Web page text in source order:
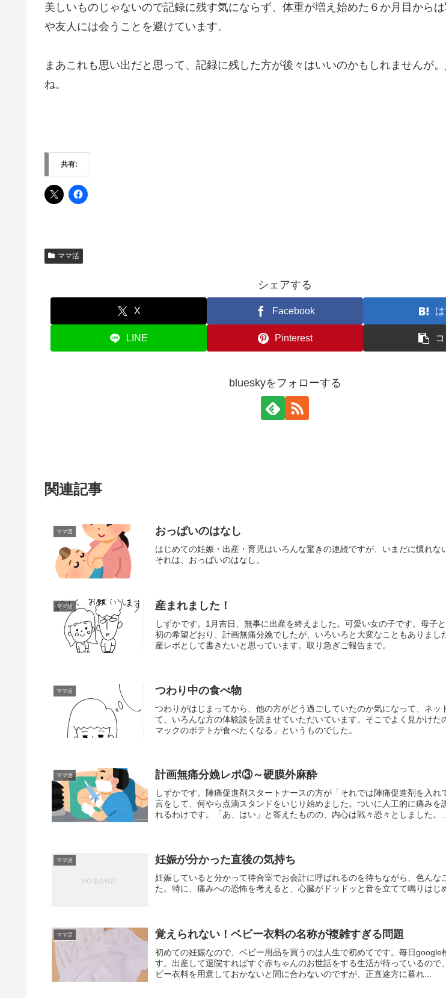
美しいものじゃないので記録に残す気にならず、体重が増え始めた６か月目から
や友人には会うことを避けています。
まあこれも思い出だと思って、記録に残した方が後々はいいのかもしれませんが
ね。
共有:
ママ活
シェアする
X Facebook
LINE Pinterest
blueskyをフォローする
関連記事
ママ活 おっぱいのはなし
はじめての妊娠・出産・育児はいろんな驚きの連続ですが、いまだに慣れな
それは、おっぱいのはなし。
ママ活 産まれました！
しずかです。1月吉日、無事に出産を終えました。可愛い女の子です。母子
初の希望どおり、計画無痛分娩でしたが、いろいろと大変なこともありまし
産レポとして書きたいと思っています。取り急ぎご報告まで。
ママ活 つわり中の食べ物
つわりがはじまってから、他の方がどう過ごしていたのか気になって、ネッ
て、いろんな方の体験談を読ませていただいています。そこでよく見かけた
マックのポテトが食べたくなる」というものでした。
ママ活 計画無痛分娩レポ③～硬膜外麻酔
しずかです。陣痛促進剤スタートナースの方が「それでは陣痛促進剤を入れ
言をして、何やら点滴スタンドをいじり始めました。ついに人工的に痛みを
れるわけです。「あ、はい」と答えたものの、内心は戦々恐々としました。
ママ活 妊娠が分かった直後の気持ち
妊娠していると分かって待合室でお会計に呼ばれるのを待ちながら、色んな
た。特に、痛みへの恐怖を考えると、心臓がドッドッと音を立てて鳴りはじ
ママ活 覚えられない！ベビー衣料の名称が複雑すぎる問題
初めての妊娠なので、ベビー用品を買うのは人生で初めてです。毎日google
す。出産して退院すればすぐ赤ちゃんのお世話をする生活が待っているので
ビー衣料を用意しておかないと間に合わないのですが、正直途方に暮れ...